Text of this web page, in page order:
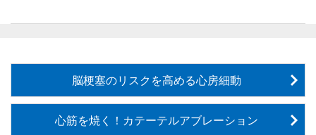
脳梗塞のリスクを高める心房細動
心筋を焼く！カテーテルアブレーション